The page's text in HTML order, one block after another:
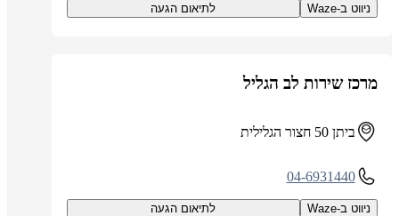
ניווט ב-Waze לתיאום הגעה
מרכז שירות לב הגליל
ביתן 50 חצור הגלילית
04-6931440
ניווט ב-Waze לתיאום הגעה